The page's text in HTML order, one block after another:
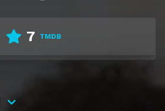
7 TMDB